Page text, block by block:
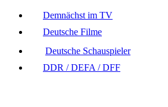
Demnächst im TV
Deutsche Filme
Deutsche Schauspieler
DDR / DEFA / DFF